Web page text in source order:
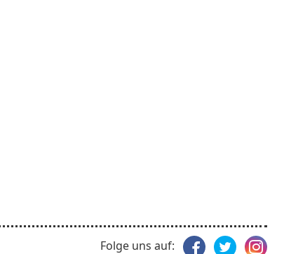
Folge uns auf: